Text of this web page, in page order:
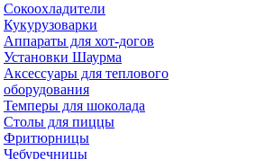
Сокоохладители
Кукурузоварки
Аппараты для хот-догов
Установки Шаурма
Аксессуары для теплового
оборудования
Темперы для шоколада
Столы для пиццы
Фритюрницы
Чебуречницы